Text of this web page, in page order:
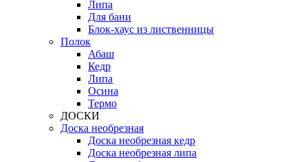
Липа
Для бани
Блок-хаус из лиственницы
Полок
Абаш
Кедр
Липа
Осина
Термо
ДОСКИ
Доска необрезная
Доска необрезная кедр
Доска необрезная липа